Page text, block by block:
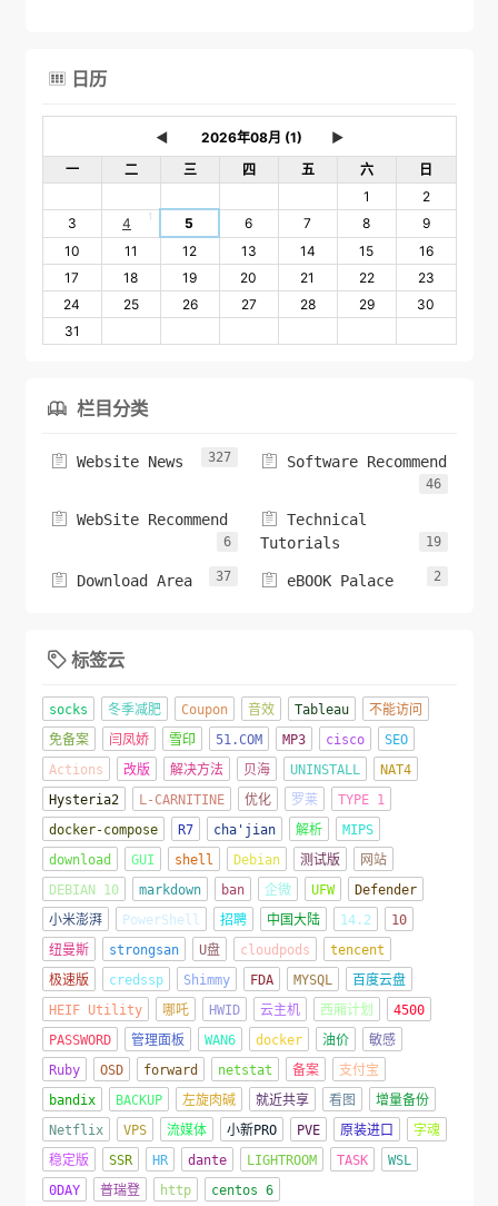
 日历
◄
►
一
二 三 四 五 六
日
1
2
3
4 1 5 6 7 8
9
10
11 12 13 14 15
16
17
18 19 20 21 22
23
24
25 26 27 28 29
30
31
 栏目分类
 Website News 327  Software Recommend
46
 WebSite Recommend
6
 Technical
Tutorials
19
 Download Area 37  eBOOK Palace 2
 标签云
socks 冬季减肥 Coupon 音效 Tableau
不能访问
免备案
闫凤娇 雪印 51.COM MP3 cisco
SEO
Actions
改版 解决方法 贝海 UNINSTALL
NAT4
Hysteria2
L-CARNITINE 优化 罗莱
TYPE 1
docker-compose
R7 cha'jian 解析
MIPS
download
GUI shell Debian 测试版
网站
DEBIAN 10
markdown ban 企微 UFW
Defender
小米澎湃
PowerShell 招聘 中国大陆 14.2
10
纽曼斯
strongsan U盘 cloudpods
tencent
极速版
credssp Shimmy FDA MYSQL
百度云盘
HEIF Utility
哪吒 HWID 云主机 西厢计划
4500
PASSWORD
管理面板 WAN6 docker 油价
敏感
Ruby
OSD forward netstat 备案
支付宝
bandix
BACKUP 左旋肉碱 就近共享 看图
增量备份
Netflix
VPS 流媒体 小新PRO PVE 原装进口
字魂
稳定版
SSR HR dante LIGHTROOM TASK
WSL
0DAY
普瑞登 http centos 6